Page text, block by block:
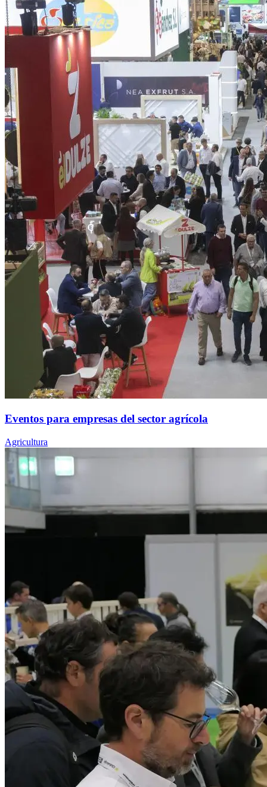
Eventos para empresas del sector agrícola
Agricultura